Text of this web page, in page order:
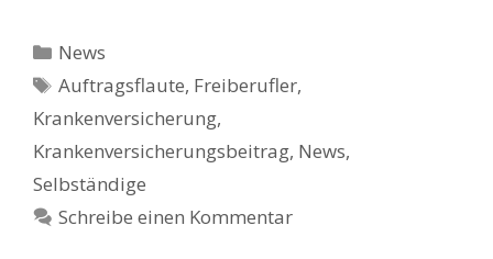
Kategorien
News
Schlagwörter
Auftragsflaute, Freiberufler,
Krankenversicherung,
Krankenversicherungsbeitrag, News,
Selbständige
Schreibe einen Kommentar